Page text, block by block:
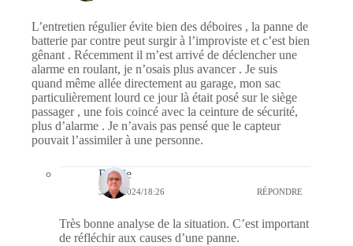
L’entretien régulier évite bien des déboires , la panne de
batterie par contre peut surgir à l’improviste et c’est bien
gênant . Récemment il m’est arrivé de déclencher une
alarme en roulant, je n’osais plus avancer . Je suis
quand même allée directement au garage, mon sac
particulièrement lourd ce jour là était posé sur le siège
passager , une fois coincé avec la ceinture de sécurité,
plus d’alarme . Je n’avais pas pensé que le capteur
pouvait l’assimiler à une personne.
Bernie
30/05/2024/18:26 RÉPONDRE
Très bonne analyse de la situation. C’est important
de réfléchir aux causes d’une panne.